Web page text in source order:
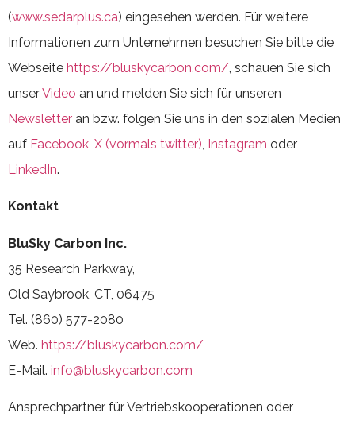
(www.sedarplus.ca) eingesehen werden. Für weitere
Informationen zum Unternehmen besuchen Sie bitte die
Webseite https://bluskycarbon.com/, schauen Sie sich
unserVideo an und melden Sie sich für unseren
Newsletter an bzw. folgen Sie uns in den sozialen Medien
auf Facebook, X (vormals twitter), Instagram oder
LinkedIn.
Kontakt
BluSky Carbon Inc.
35 Research Parkway,
Old Saybrook, CT, 06475
Tel. (860) 577-2080
Web. https://bluskycarbon.com/
E-Mail. info@bluskycarbon.com
Ansprechpartner für Vertriebskooperationen oder